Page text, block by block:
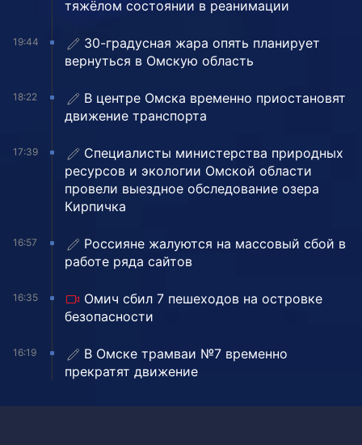
тяжёлом состоянии в реанимации
19:44
30-градусная жара опять планирует
вернуться в Омскую область
18:22
В центре Омска временно приостановят
движение транспорта
17:39
Специалисты министерства природных
ресурсов и экологии Омской области
провели выездное обследование озера
Кирпичка
16:57
Россияне жалуются на массовый сбой в
работе ряда сайтов
16:35
Омич сбил 7 пешеходов на островке
безопасности
16:19
В Омске трамваи №7 временно
прекратят движение